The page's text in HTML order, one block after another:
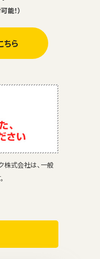
能！）
ちら
株式会社は、一般